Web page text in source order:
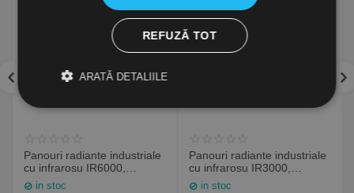
Panouri radiante industriale
cu infrarosu IR6000,
6000W, Frico Suedia
in stoc
Panouri radiante industriale
cu infrarosu IR3000,
3000W, Frico Suedia
in stoc
REFUZĂ TOT
ARATĂ DETALIILE